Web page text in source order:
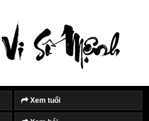
Xem tuổi